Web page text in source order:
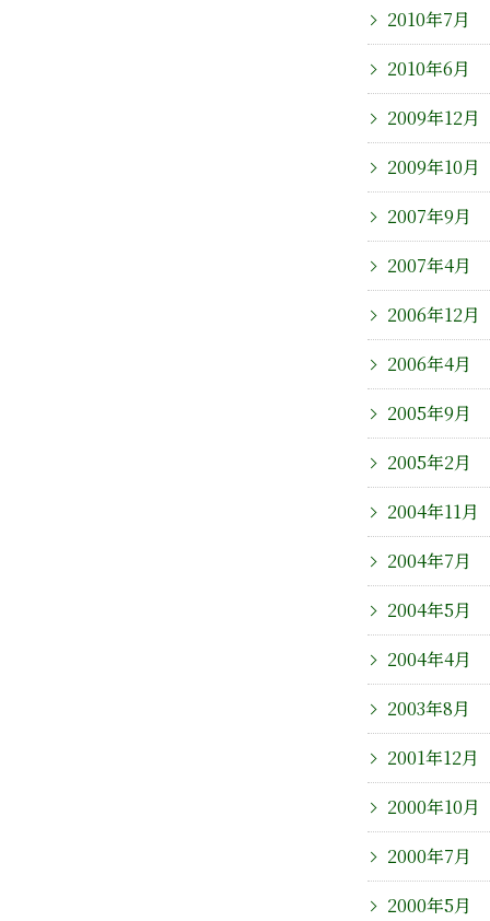
2010年7月
2010年6月
2009年12月
2009年10月
2007年9月
2007年4月
2006年12月
2006年4月
2005年9月
2005年2月
2004年11月
2004年7月
2004年5月
2004年4月
2003年8月
2001年12月
2000年10月
2000年7月
2000年5月